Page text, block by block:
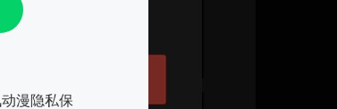
动漫隐私保